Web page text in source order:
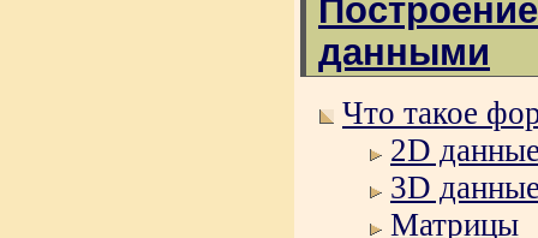
данными
Что такое
2D
3D
Матрицы